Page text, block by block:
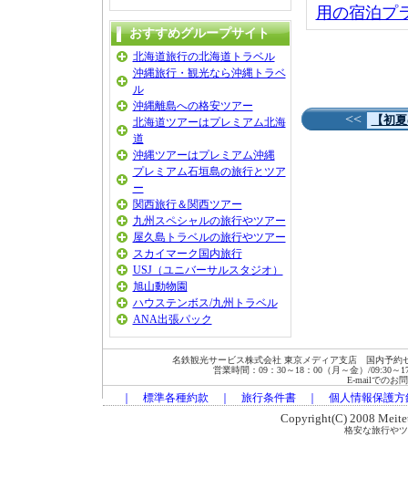
おすすめグループサイト
北海道旅行の北海道トラベル
沖縄旅行・観光なら沖縄トラベ
ル
沖縄離島への格安ツアー
北海道ツアーはプレミアム北海
道
沖縄ツアーはプレミアム沖縄
プレミアム石垣島の旅行とツア
ー
関西旅行＆関西ツアー
九州スペシャルの旅行やツアー
屋久島トラベルの旅行やツアー
スカイマーク国内旅行
USJ（ユニバーサルスタジオ）
旭山動物園
ハウステンボス/九州トラベル
ANA出張パック
用の宿泊プ
<< 【初
名鉄観光サービス株式会社 東京メディア支店 国内予約
営業時間：09：30～18：00（月～金）/09:30～
E-mailでのお
標準各種約款 旅行条件書｜ 個人情報保護方
Copyright(C) 2008
格安な旅行や